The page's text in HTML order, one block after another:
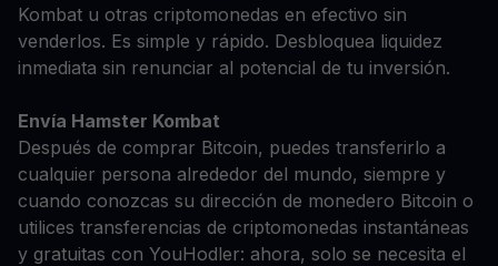
Kombat u otras criptomonedas en efectivo sin
venderlos. Es simple y rápido. Desbloquea liquidez
inmediata sin renunciar al potencial de tu inversión.
Envía Hamster Kombat
Después de comprar Bitcoin, puedes transferirlo a
cualquier persona alrededor del mundo, siempre y
cuando conozcas su dirección de monedero Bitcoin o
utilices transferencias de criptomonedas instantáneas
y gratuitas con YouHodler: ahora, solo se necesita el